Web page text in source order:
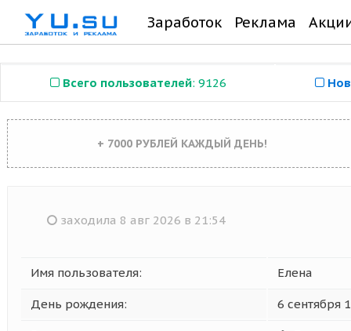
Заработок Реклама
Всего пользователей: 9126
+ 7000 РУБЛЕЙ КАЖДЫЙ ДЕНЬ!
заходила 8 авг 2026 в 21:54
Имя пользователя: Елена
День рождения: 6 сентября